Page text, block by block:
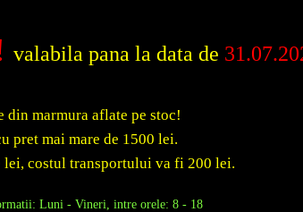
valabila pana la data de
din marmura aflate pe stoc!
pret mai mare de 1500 lei.
costul transportului va fi 200 lei.
Luni - Vineri, intre orele: 8 - 18